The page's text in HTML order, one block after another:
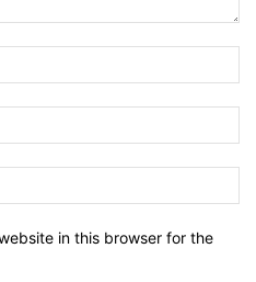
in this browser for the